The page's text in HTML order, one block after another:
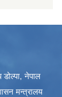
डोल्पा, नेपाल
मन्त्रालय